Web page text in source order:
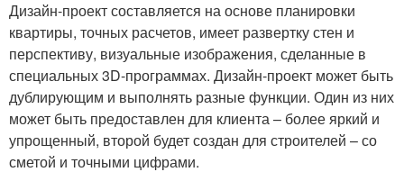
Дизайн-проект составляется на основе планировки
квартиры, точных расчетов, имеет развертку стен и
перспективу, визуальные изображения, сделанные в
специальных 3D-программах. Дизайн-проект может быть
дублирующим и выполнять разные функции. Один из них
может быть предоставлен для клиента – более яркий и
упрощенный, второй будет создан для строителей – со
сметой и точными цифрами.